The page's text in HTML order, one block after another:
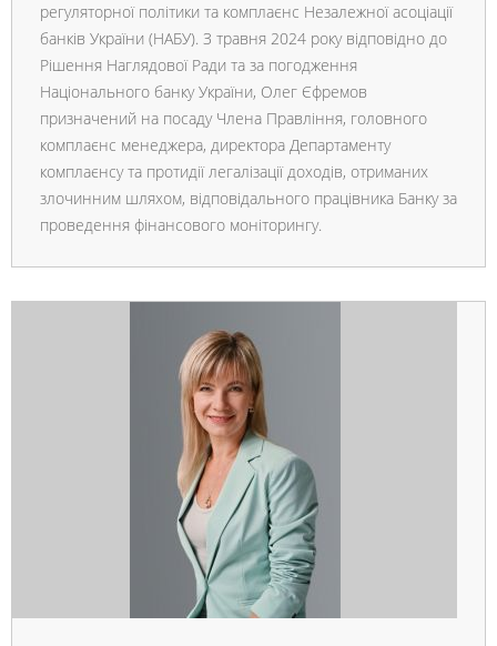
регуляторної політики та комплаєнс Незалежної асоціації
банків України (НАБУ). З травня 2024 року відповідно до
Рішення Наглядової Ради та за погодження
Національного банку України, Олег Єфремов
призначений на посаду Члена Правління, головного
комплаєнс менеджера, директора Департаменту
комплаєнсу та протидії легалізації доходів, отриманих
злочинним шляхом, відповідального працівника Банку за
проведення фінансового моніторингу.